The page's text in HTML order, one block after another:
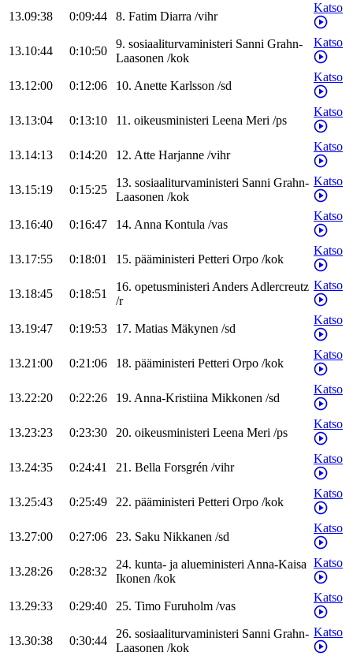
13.09:38 0:09:44 8. Fatim Diarra /vihr
Katso
13.10:44 0:10:50
9. sosiaaliturvaministeri Sanni Grahn-
Laasonen /kok
Katso
13.12:00 0:12:06 10. Anette Karlsson /sd
Katso
13.13:04 0:13:10 11. oikeusministeri Leena Meri /ps
Katso
13.14:13 0:14:20 12. Atte Harjanne /vihr
Katso
13.15:19 0:15:25
13. sosiaaliturvaministeri Sanni Grahn-
Laasonen /kok
Katso
13.16:40 0:16:47 14. Anna Kontula /vas
Katso
13.17:55 0:18:01 15. pääministeri Petteri Orpo /kok
Katso
13.18:45 0:18:51
16. opetusministeriAndersAdlercreutz
/r
Katso
13.19:47 0:19:53 17. Matias Mäkynen /sd
Katso
13.21:00 0:21:06 18. pääministeri Petteri Orpo /kok
Katso
13.22:20 0:22:26 19. Anna-Kristiina Mikkonen /sd
Katso
13.23:23 0:23:30 20. oikeusministeri Leena Meri /ps
Katso
13.24:35 0:24:41 21. Bella Forsgrén /vihr
Katso
13.25:43 0:25:49 22. pääministeri Petteri Orpo /kok
Katso
13.27:00 0:27:06 23. Saku Nikkanen /sd
Katso
13.28:26 0:28:32
24. kunta- ja alueministeriAnna-Kaisa
Ikonen /kok
Katso
13.29:33 0:29:40 25. Timo Furuholm /vas
Katso
13.30:38 0:30:44
26. sosiaaliturvaministeri Sanni Grahn-
Laasonen /kok
Katso